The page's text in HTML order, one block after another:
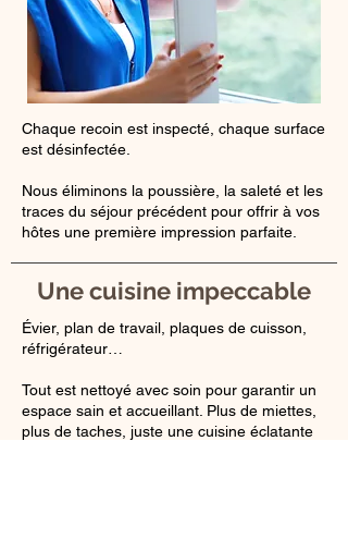
Chaque recoin est inspecté, chaque surface
est désinfectée.
Nous éliminons la poussière, la saleté et les
traces du séjour précédent pour offrir à vos
hôtes une première impression parfaite.
Une cuisine impeccable
Évier, plan de travail, plaques de cuisson,
réfrigérateur…
Tout est nettoyé avec soin pour garantir un
espace sain et accueillant. Plus de miettes,
plus de taches, juste une cuisine éclatante